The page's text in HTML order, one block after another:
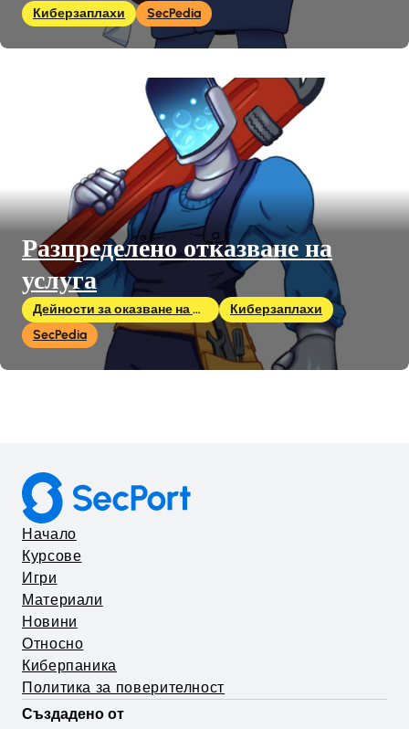
Киберзаплахи SecPedia
Разпределено отказване на
услуга
Дейности за оказване на влияние
Киберзаплахи
SecPedia
Начало
Курсове
Игри
Материали
Новини
Относно
Киберпаника
Политика за поверителност
Създадено от